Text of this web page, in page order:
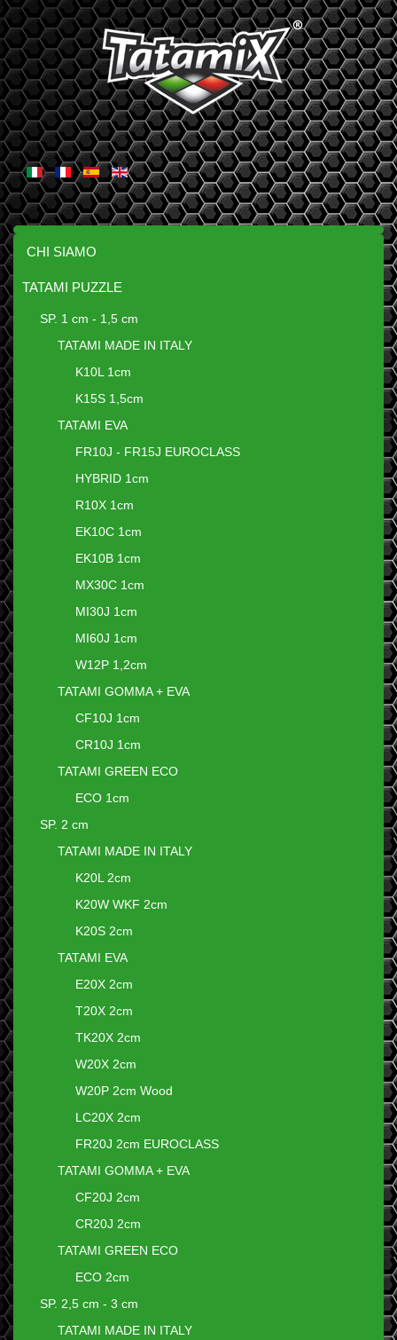
CHI SIAMO
TATAMI PUZZLE
SP. 1 cm - 1,5 cm
TATAMI MADE IN ITALY
K10L 1cm
K15S 1,5cm
TATAMI EVA
FR10J - FR15J EUROCLASS
HYBRID 1cm
R10X 1cm
EK10C 1cm
EK10B 1cm
MX30C 1cm
MI30J 1cm
MI60J 1cm
W12P 1,2cm
TATAMI GOMMA + EVA
CF10J 1cm
CR10J 1cm
TATAMI GREEN ECO
ECO 1cm
SP. 2 cm
TATAMI MADE IN ITALY
K20L 2cm
K20W WKF 2cm
K20S 2cm
TATAMI EVA
E20X 2cm
T20X 2cm
TK20X 2cm
W20X 2cm
W20P 2cm Wood
LC20X 2cm
FR20J 2cm EUROCLASS
TATAMI GOMMA + EVA
CF20J 2cm
CR20J 2cm
TATAMI GREEN ECO
ECO 2cm
SP. 2,5 cm - 3 cm
TATAMI MADE IN ITALY